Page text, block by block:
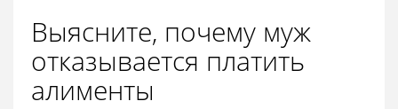
Выясните, почему муж
отказывается платить
алименты